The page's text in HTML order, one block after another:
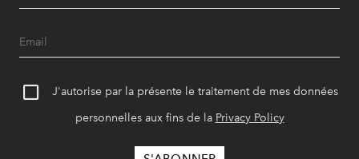
J'autorise par la présente le traitement de mes données
personnelles aux fins de la Privacy Policy